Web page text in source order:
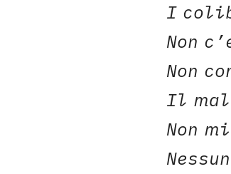
I
Non
Non
Il
Non